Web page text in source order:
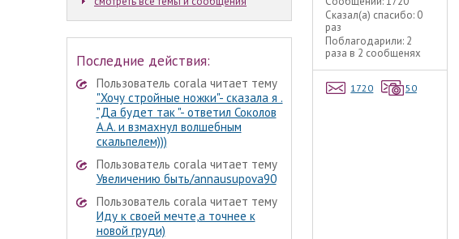
Последние действия:
Пользователь corala читает тему
"Хочу стройные ножки"- сказала я .
"Да будет так "- ответил Соколов
А.А. и взмахнул волшебным
скальпелем)))
Пользователь corala читает тему
Увеличению быть/annausupova90
Пользователь corala читает тему
Иду к своей мечте,а точнее к
новой груди)
Сказал(а) спасибо: 0
раз
Поблагодарили: 2
раза в 2 сообщенях
1720 50